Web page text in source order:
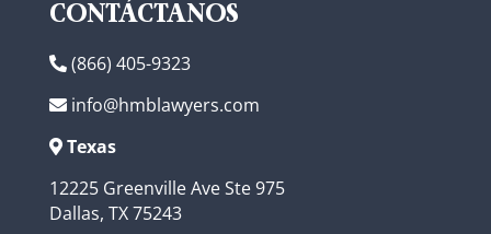
CONTÁCTANOS
(866) 405-9323
info@hmblawyers.com
Texas
12225 Greenville Ave Ste 975
Dallas, TX 75243